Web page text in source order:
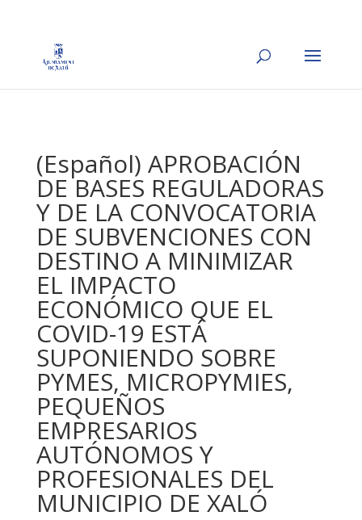
(Español) APROBACIÓN
DE BASES REGULADORAS
Y DE LA CONVOCATORIA
DE SUBVENCIONES CON
DESTINO A MINIMIZAR
EL IMPACTO
ECONÓMICO QUE EL
COVID-19 ESTÁ
SUPONIENDO SOBRE
PYMES, MICROPYMIES,
PEQUEÑOS
EMPRESARIOS
AUTÓNOMOS Y
PROFESIONALES DEL
MUNICIPIO DE XALÓ